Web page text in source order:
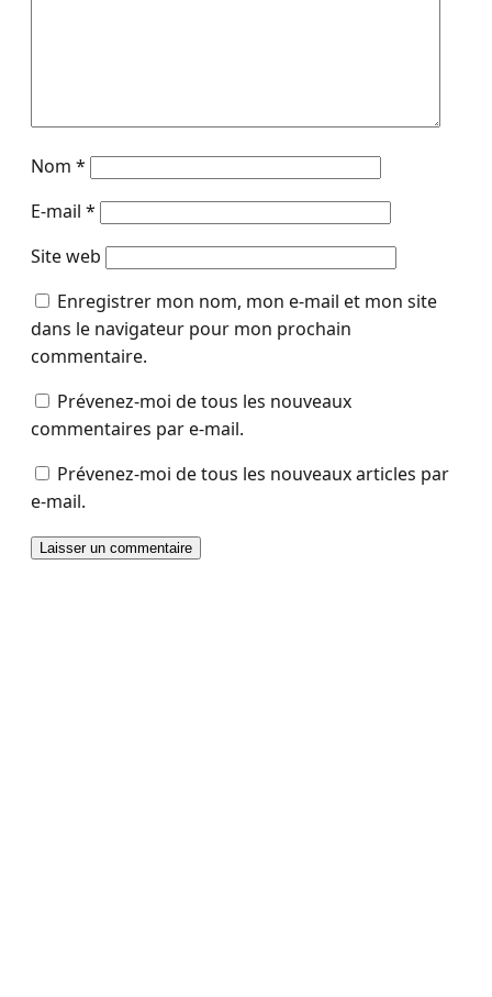
Nom *
E-mail *
Site web
Enregistrer mon nom, mon e-mail et mon site
dans le navigateur pour mon prochain
commentaire.
Prévenez-moi de tous les nouveaux
commentaires par e-mail.
Prévenez-moi de tous les nouveaux articles par
e-mail.